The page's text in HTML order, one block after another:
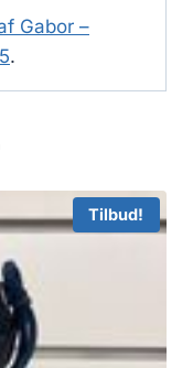
Gabor –
.
Tilbud!